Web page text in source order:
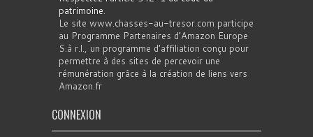
patrimoine.
Le site www.chasses-au-tresor.com participe
au Programme Partenaires d’Amazon Europe
S.à r.l., un programme d’affiliation conçu pour
permettre à des sites de percevoir une
rémunération grâce à la création de liens vers
Amazon.fr
CONNEXION